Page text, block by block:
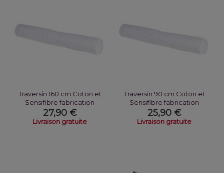
Traversin 160 cm Coton et
Sensifibre fabrication
Française
27,90 €
Livraison gratuite
Traversin 90 cm Coton et
Sensifibre fabrication
Française
25,90 €
Livraison gratuite